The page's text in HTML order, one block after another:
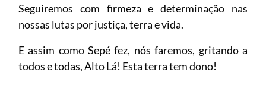
Seguiremos com firmeza e determinação nas
nossas lutas por justiça, terra e vida.
E assim como Sepé fez, nós faremos, gritando a
todos e todas, Alto Lá! Esta terra tem dono!